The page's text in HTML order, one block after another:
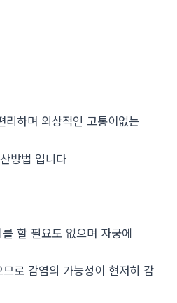
하며 외상적인 고통이없는
방법 입니다
할 필요도 없으며 자궁에
로 감염의 가능성이 현저히 감